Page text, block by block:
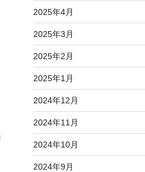
2025年4月
2025年3月
2025年2月
2025年1月
2024年12月
2024年11月
2024年10月
2024年9月